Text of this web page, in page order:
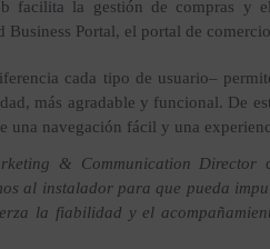
facilita la gestión de compras y
Business Portal, el portal de
cada tipo de usuario–
más agradable y funcional. De
una navegación fácil y una
& Communication Director
al instalador para que pueda
la fiabilidad y el